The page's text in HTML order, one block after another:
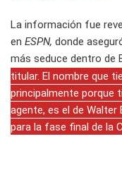
La información fue
en ESPN, donde
más seduce dentro de
titular. El nombre que
principalmente porque
agente, es el de Walter
para la fase final de la